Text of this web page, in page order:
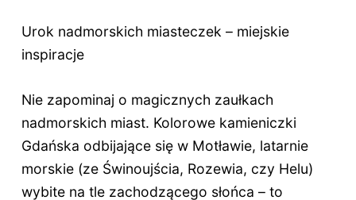
Urok nadmorskich miasteczek – miejskie
inspiracje
Nie zapominaj o magicznych zaułkach
nadmorskich miast. Kolorowe kamieniczki
Gdańska odbijające się w Motławie, latarnie
morskie (ze Świnoujścia, Rozewia, czy Helu)
wybite na tle zachodzącego słońca – to